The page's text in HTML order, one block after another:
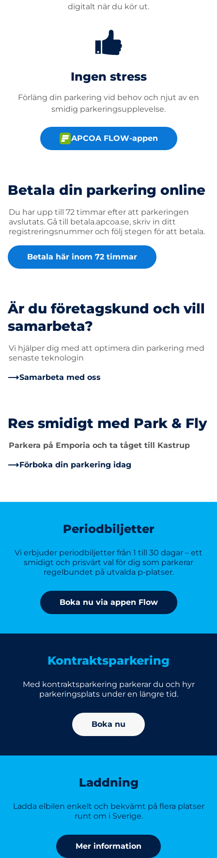
digitalt när du kör ut.
Ingen stress
Förläng din parkering vid behov och njut av en
smidig parkeringsupplevelse.
APCOA FLOW-appen
Betala din parkering online
Du har upp till 72 timmar efter att parkeringen
avslutats. Gå till betala.apcoa.se, skriv in ditt
registreringsnummer och följ stegen för att betala.
Betala här inom 72 timmar
Är du företagskund och vill
samarbeta?
Vi hjälper dig med att optimera din parkering med
senaste teknologin
Samarbeta med oss
Res smidigt med Park & Fly
Parkera på Emporia och ta tåget till Kastrup
Förboka din parkering idag
Periodbiljetter
Vi erbjuder periodbiljetter från 1 till 30 dagar – ett
smidigt och prisvärt val för dig som parkerar
regelbundet på utvalda p-platser.
Boka nu via appen Flow
Kontraktsparkering
Med kontraktsparkering parkerar du och hyr
parkeringsplats under en längre tid.
Boka nu
Laddning
Ladda elbilen enkelt och bekvämt på flera platser
runt om i Sverige.
Mer information